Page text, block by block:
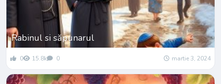
Rabinul si săpunarul
0 15.8k 0 martie 3, 2024